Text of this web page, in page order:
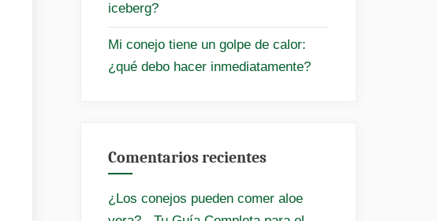
iceberg?
Mi conejo tiene un golpe de calor:
¿qué debo hacer inmediatamente?
Comentarios recientes
¿Los conejos pueden comer aloe